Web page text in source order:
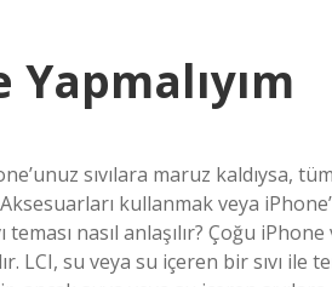
sıvılara maruz kaldıysa,
kullanmak veya
nasıl anlaşılır? Çoğu iPhone
LCI, su veya su içeren bir sıvı ile